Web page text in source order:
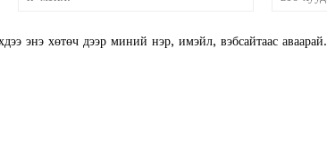
энэ хөтөч дээр миний нэр, имэйл, вэбсайтаас аваарай.